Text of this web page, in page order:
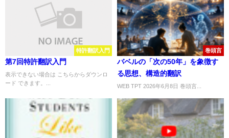
特許翻訳入門
第7回特許翻訳入門
表示できない場合は こちらからダウンロ
ード できます。...
巻頭言
バベルの「次の50年」を象徴す
る思想、構造的翻訳
WEB TPT 2026年6月8日 巻頭言...